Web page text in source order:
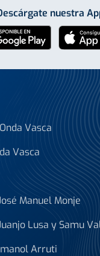
nuestra
Vasca
Vasca
Manuel Monje
Lusa y Samu
Arruti